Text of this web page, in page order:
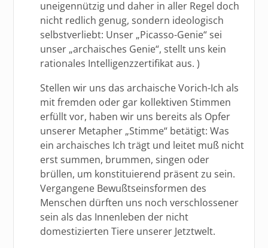
uneigennützig und daher in aller Regel doch
nicht redlich genug, sondern ideologisch
selbstverliebt: Unser „Picasso-Genie“ sei
unser „archaisches Genie“, stellt uns kein
rationales Intelligenzzertifikat aus. )
Stellen wir uns das archaische Vorich-Ich als
mit fremden oder gar kollektiven Stimmen
erfüllt vor, haben wir uns bereits als Opfer
unserer Metapher „Stimme“ betätigt: Was
ein archaisches Ich trägt und leitet muß nicht
erst summen, brummen, singen oder
brüllen, um konstituierend präsent zu sein.
Vergangene Bewußtseinsformen des
Menschen dürften uns noch verschlossener
sein als das Innenleben der nicht
domestizierten Tiere unserer Jetztwelt.